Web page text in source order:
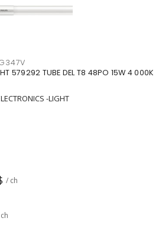
579292 TUBE DEL T8 48PO 15W 4 000K
-LIGHT
/ ch
ch